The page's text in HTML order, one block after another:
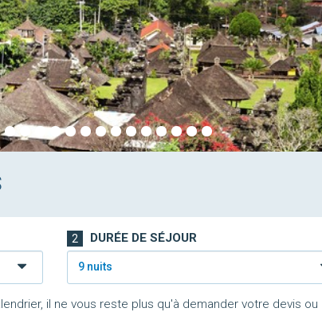
2 DURÉE DE SÉJOUR
9 nuits
il ne vous reste plus qu'à demander votre devis ou